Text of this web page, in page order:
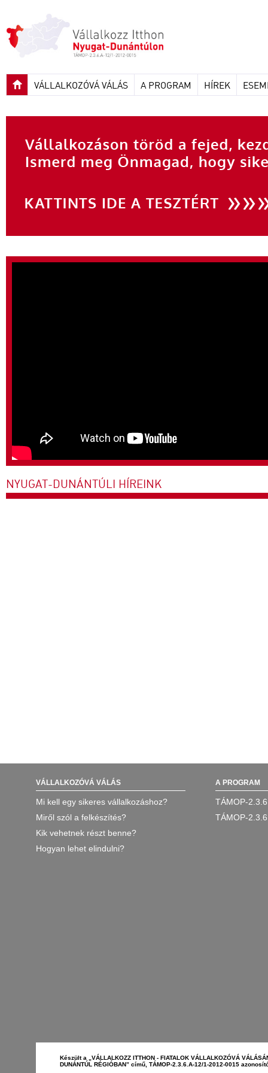
VÁLLALKOZÓVÁ VÁLÁS A PROGRAM HÍREK
NYUGAT-DUNÁNTÚLI HÍREINK
VÁLLALKOZÓVÁ VÁLÁS
Mi kell egy sikeres vállalkozáshoz?
Miről szól a felkészítés?
Kik vehetnek részt benne?
Hogyan lehet elindulni?
A PROGRAM
TÁMOP-
TÁMOP-
Készült a „VÁLLALKOZZ ITTHON - FIATALOK VÁLLALKOZÓVÁ
DUNÁNTÚL RÉGIÓBAN” című, TÁMOP-2.3.6.A-12/1-2012-0015